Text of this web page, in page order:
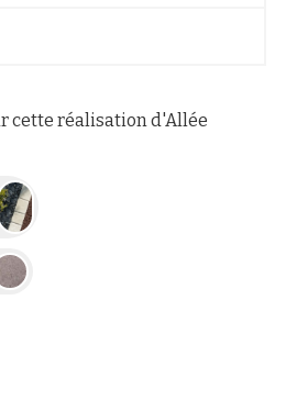
cette réalisation d'Allée